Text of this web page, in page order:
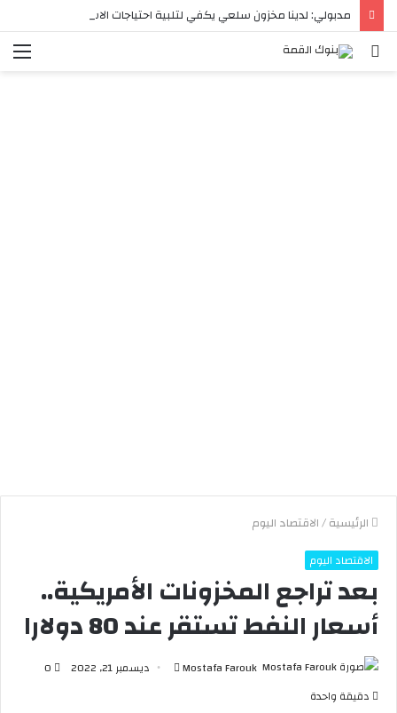
بحث
الرئيسية/الاقتصاد اليوم
الاقتصاد اليوم
بعد تراجع المخزونات الأمريكية..
أسعار النفط تستقر عند 80 دولارا
Mostafa Farouk ديسمبر 21, 2022
0
دقيقة واحدة